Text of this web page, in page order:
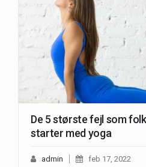
De 5 største fejl som
starter med yoga
admin feb 17, 2022